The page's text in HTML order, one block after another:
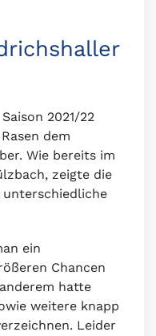
2021/22
dem
Wie bereits im
zeigte die
ein
Chancen
hatte
weitere knapp
Leider